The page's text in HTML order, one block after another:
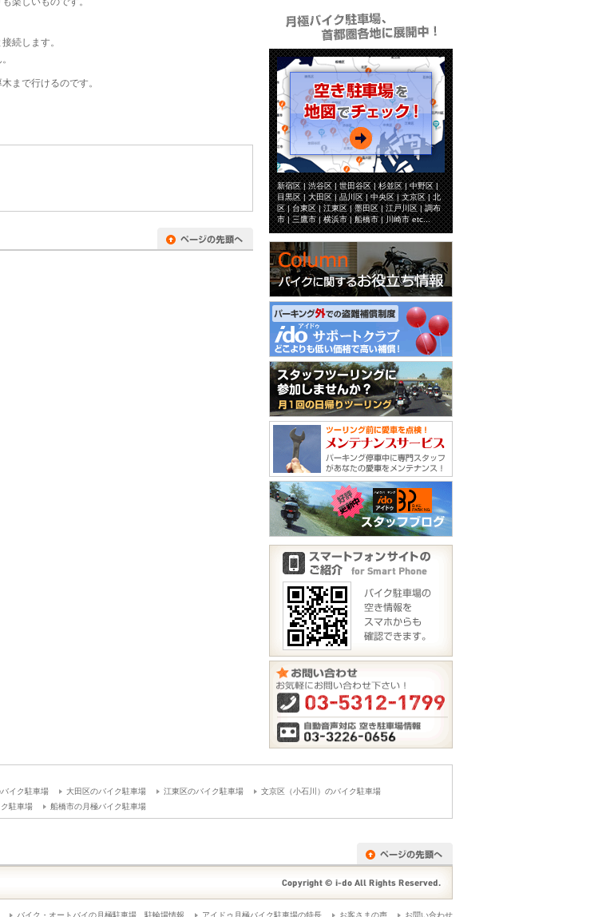
続します。
まで行けるのです。
新宿区 | 渋谷区 | 世田谷区 | 杉並区 | 中野区 |
目黒区 | 大田区 | 品川区 | 中央区 | 文京区 | 北
区 | 台東区 | 江東区 | 墨田区 | 江戸川区 | 調布
市 | 三鷹市 | 横浜市 | 船橋市 | 川崎市 etc...
イク駐車場 大田区のバイク駐車場 江東区のバイク駐車場
文京区（小石川）のバイク駐車場
ク駐車場 船橋市の月極バイク駐車場
バイク・オートバイの月極駐車場、駐輪場情報 アイドゥ月極バイク駐車場の特長 お客さまの声 お問い合わせ